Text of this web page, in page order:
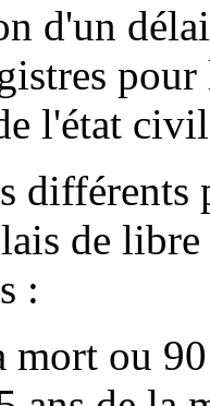
d'un
l'état
différents
de
:
ou